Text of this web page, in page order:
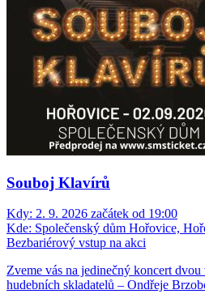
Souboj Klavírů
Kdy: 2. 9. 2026 začátek od 19:00
Kde: Společenský dům Hořovice,
Bezbariérový vstup na akci
Zveme vás na jedinečný koncert
hudebních skladatelů – Ondřeje